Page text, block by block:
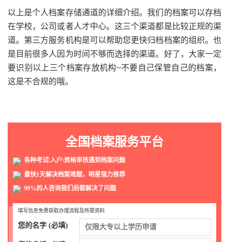
以上是个人档案存储通道的详细介绍。我们的档案可以存档
在学校，公司或者人才中心。这三个渠道都是比较正规的渠
道。第三方服务机构是可以帮助您更快归档档案的组织。也
是目前很多人因为时间不够而选择的渠道。好了，大家一定
要识别以上三个档案存放机构~不要自己保管自己的档案，
这是不合规的哦。
全国档案服务平台
各种考试\入户\资格审核遇到档案问题
最快1天解决档案难题，明星强力推荐
99%的人咨询我们后都解决了问题
填写信息免费获取办理流程及所需资料
您的名字 (必填)